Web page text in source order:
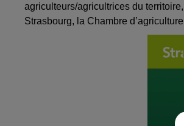
agriculteurs/agricultrices du territoire,
Strasbourg, la Chambre